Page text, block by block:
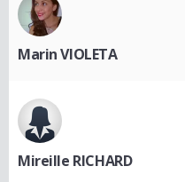
Marin VIOLETA
Mireille RICHARD